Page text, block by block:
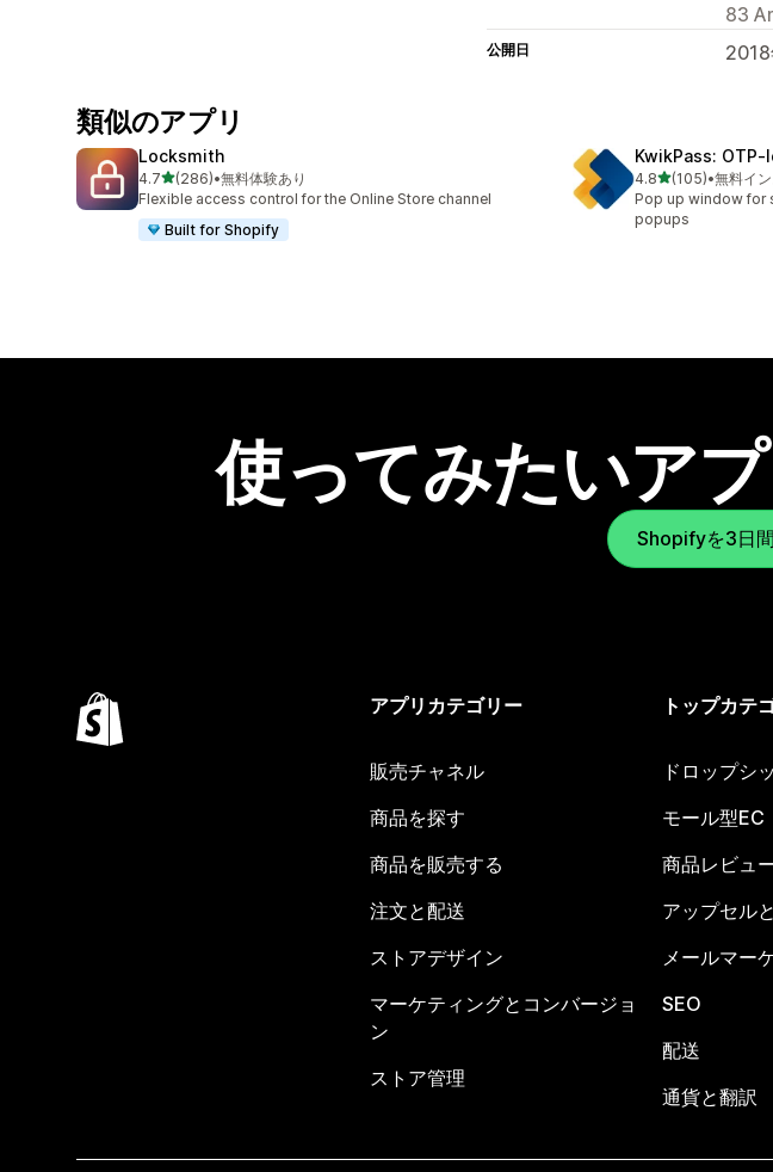
83
公開日
類似のアプリ
Locksmith
4.75つ星中
(286)
合計レビュー数：286件
•無料体験あり
Flexible access control for the Online Store channel
Built for Shopify
KwikPass:
4.85つ星中
(105)
合計レビュー数：
•無料イ
Pop up window for
popups
使ってみたいア
Shopifyを3日
アプリカテゴリー
販売チャネル
商品を探す
商品を販売する
注文と配送
ストアデザイン
マーケティングとコンバージョ
ン
ストア管理
トップカテ
ドロップシ
モール型EC
商品レビュ
アップセル
メールマー
SEO
配送
通貨と翻訳